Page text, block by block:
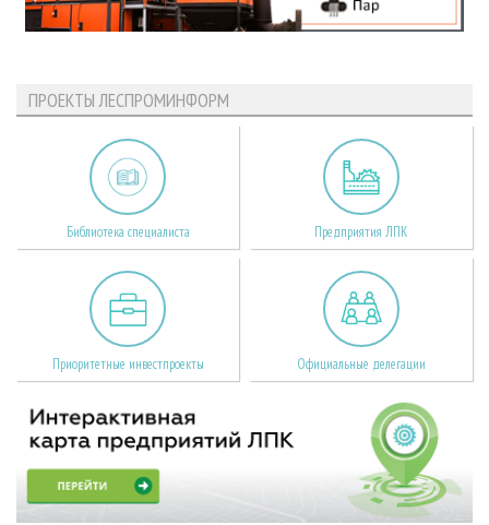
ПРОЕКТЫ ЛЕСПРОМИНФОРМ
Библиотека специалиста Предприятия ЛПК
Приоритетные инвестпроекты Официальные делегации